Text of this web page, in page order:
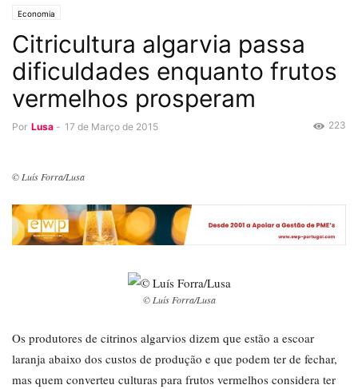
Economia
Citricultura algarvia passa
dificuldades enquanto frutos
vermelhos prosperam
Por Lusa - 17 de Março de 2015 223
© Luís Forra/Lusa
© Luís Forra/Lusa
Os produtores de citrinos algarvios dizem que estão a escoar
laranja abaixo dos custos de produção e que podem ter de fechar,
mas quem converteu culturas para frutos vermelhos considera ter